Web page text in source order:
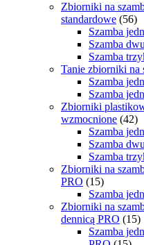
Zbiorniki na
standardowe (56)
Szamba
Szamba
Szamba
Tanie zbiorniki na
Szamba
Szamba
Zbiorniki
wzmocnione (42)
Szamba
Szamba
Szamba
Zbiorniki na
PRO (15)
Szamba
Zbiorniki na
dennicą PRO (15)
Szamba